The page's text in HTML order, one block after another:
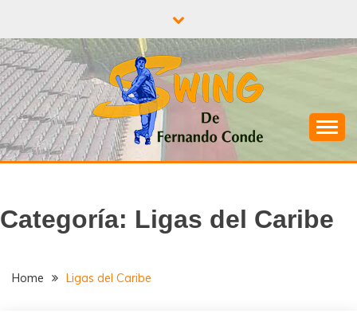
content
SWING DE
FERNANDO
CONDE
¡A todo Swing con el béisbol!
Categoría: Ligas del Caribe
Home Ligas del Caribe